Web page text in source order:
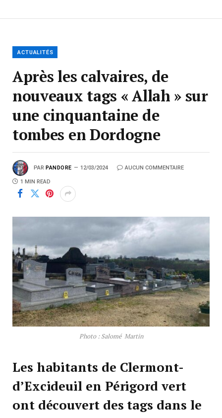
ACTUALITÉS
Après les calvaires, de
nouveaux tags « Allah » sur
une cinquantaine de
tombes en Dordogne
PAR PANDORE 12/03/2024 AUCUN COMMENTAIRE
1 MIN READ
Photo : Salomé Martin
Les habitants de Clermont-
d’Excideuil en Périgord vert
ont découvert des tags dans le